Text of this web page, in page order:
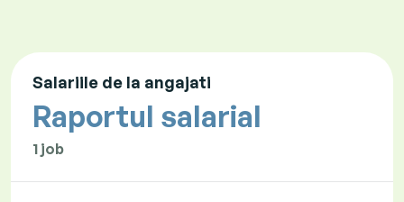
Salariile de la angajati
Raportul salarial
1 job